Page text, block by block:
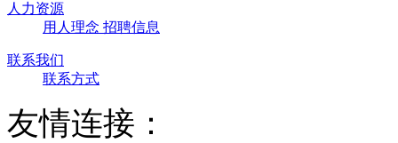
人力资源
用人理念 招聘信息
联系我们
联系方式
友情连接：